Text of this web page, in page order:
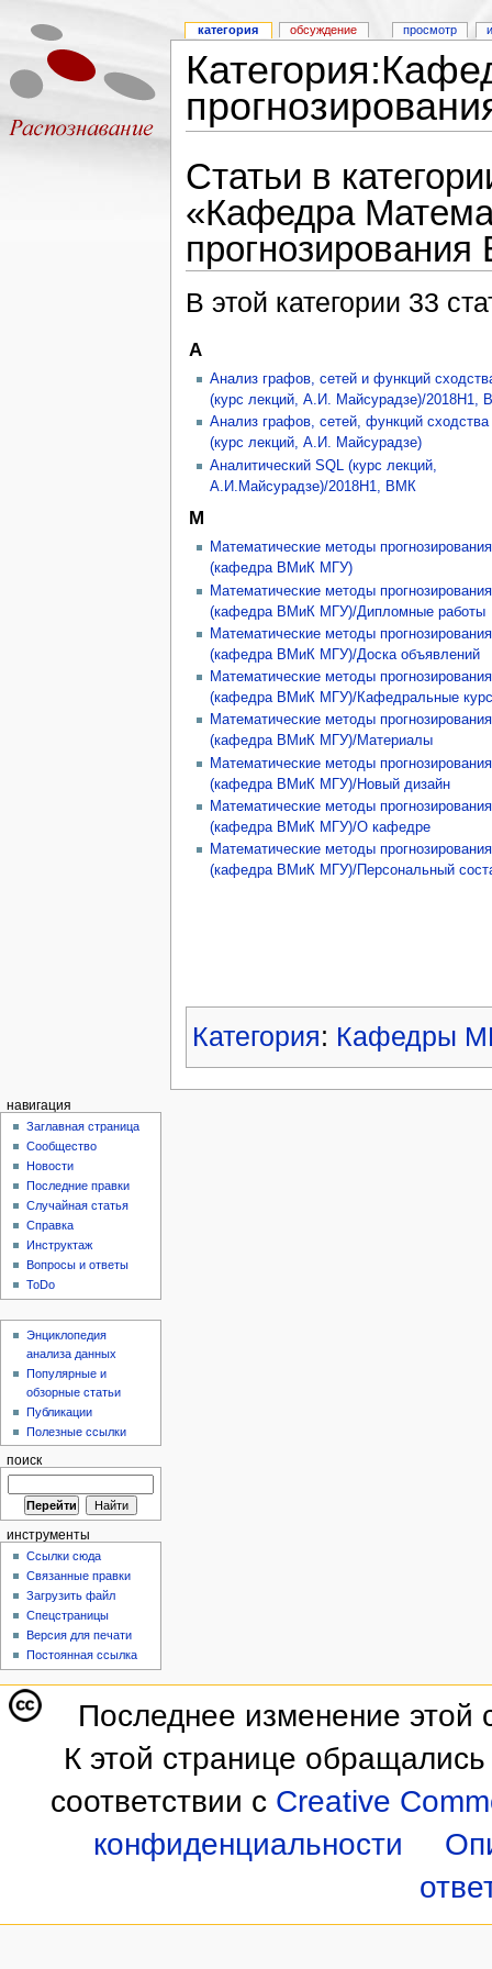
Статьи в
«Кафедра
В этой категории 33
А
Анализ графов, сетей и функций
(курс лекций, А.И. Майсурадзе)/2018H1,
Анализ графов, сетей, функций сходства
(курс лекций, А.И. Майсурадзе)
Аналитический SQL (курс лекций,
А.И.Майсурадзе)/2018H1, ВМК
М
Математические методы прогнозирования
(кафедра ВМиК МГУ)
Математические методы прогнозирования
(кафедра ВМиК МГУ)/Дипломные работы
Математические методы прогнозирования
(кафедра ВМиК МГУ)/Доска объявлений
Математические методы прогнозирования
(кафедра ВМиК МГУ)/Кафедральные
Математические методы прогнозирования
(кафедра ВМиК МГУ)/Материалы
Математические методы прогнозирования
(кафедра ВМиК МГУ)/Новый дизайн
Математические методы прогнозирования
(кафедра ВМиК МГУ)/О кафедре
Математические методы прогнозирования
(кафедра ВМиК МГУ)/Персональный
Категория: Кафедры
категория обсуждение просмотр
навигация
Заглавная страница
Сообщество
Новости
Последние правки
Случайная статья
Справка
Инструктаж
Вопросы и ответы
ToDo
Энциклопедия
анализа данных
Популярные и
обзорные статьи
Публикации
Полезные ссылки
поиск
инструменты
Ссылки сюда
Связанные правки
Загрузить файл
Спецстраницы
Версия для печати
Постоянная ссылка
Последнее изменение
К этой странице
соответствии с Creative
конфиденциальности